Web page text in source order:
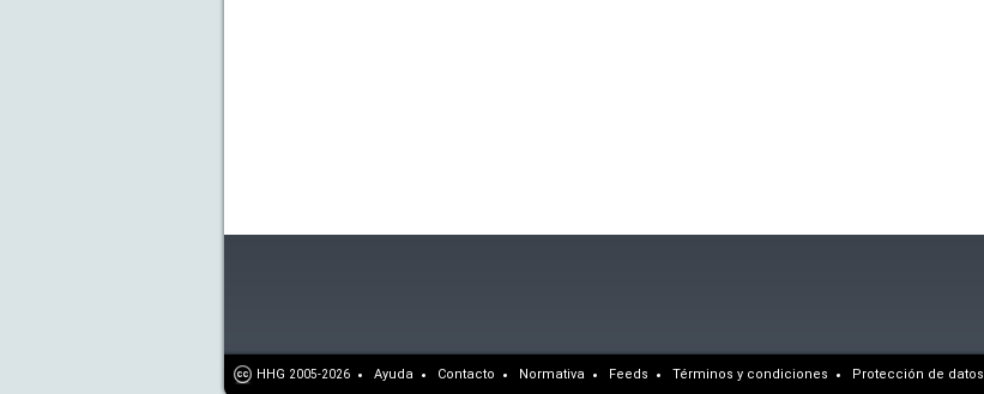
HHG 2005-2026 Ayuda Contacto Normativa Feeds Términos y condiciones Protección de datos